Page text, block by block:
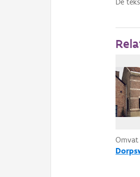
Omvat